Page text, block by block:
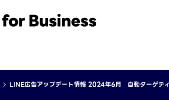
事例 イベント・セミナー
LINE広告アップデート情報 2024年6月 自動ターゲティ